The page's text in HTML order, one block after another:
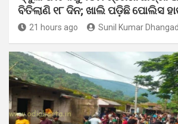
ବିତିଲାଣି ୧୮ ଦିନ; ଖାଲି ପଡ଼ିଛି ପୋଲିସ
21 hours ago Sunil Kumar